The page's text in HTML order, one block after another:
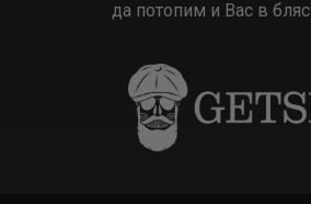
да потопим и Вас в